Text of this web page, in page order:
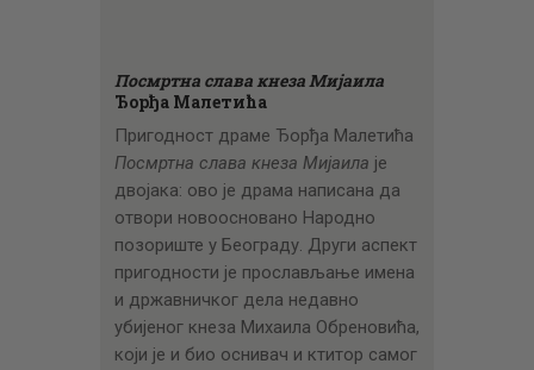
Посмртна слава кнеза Мијаила
Ђорђа Малетића
Пригодност драме Ђорђа Малетића
Посмртна слава кнеза Мијаила је
двојака: ово је драма написана да
отвори новоосновано Народно
позориште у Београду. Други аспект
пригодности је прослављање имена
и државничког дела недавно
убијеног кнеза Михаила Обреновића,
који је и био оснивач и ктитор самог